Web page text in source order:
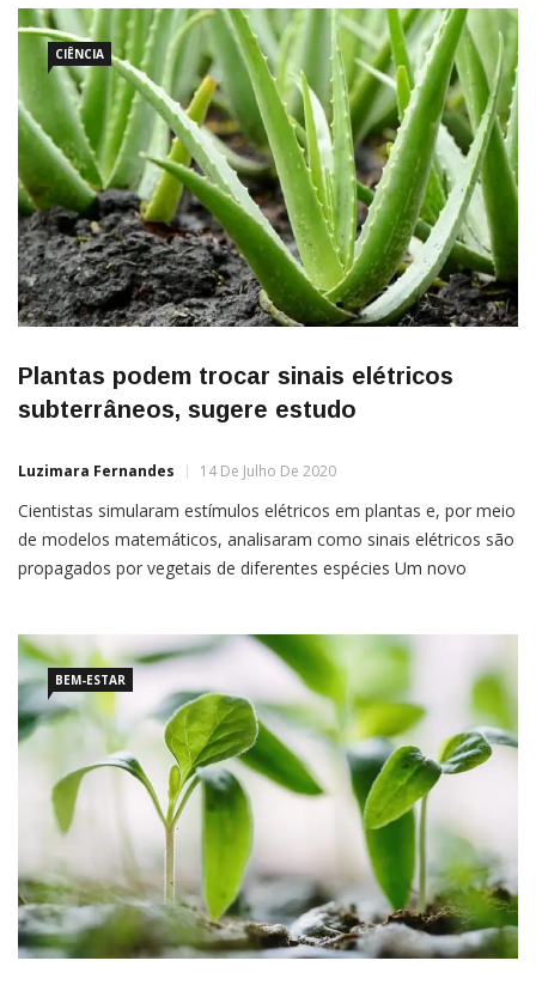
enquanto deveriam comer entre 100 e 150 gramas.Parte da
resistência das […]
CIÊNCIA
Plantas podem trocar sinais elétricos
subterrâneos, sugere estudo
Luzimara Fernandes 14 De Julho De 2020
Cientistas simularam estímulos elétricos em plantas e, por meio
de modelos matemáticos, analisaram como sinais elétricos são
propagados por vegetais de diferentes espécies Um novo
trocar sinais elétricos subterrâneos. Embora a pesquisa não
esclareça a
BEM-ESTAR